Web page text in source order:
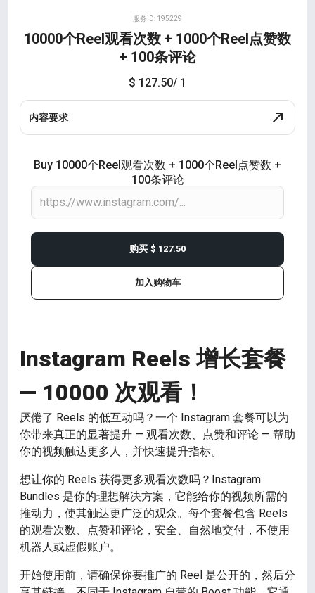
服务ID: 195229
10000个Reel观看次数 + 1000个Reel点赞数
+ 100条评论
$ 127.50/ 1
内容要求
Buy 10000个Reel观看次数 + 1000个Reel点赞数 +
100条评论
加入购物车
购买 $ 127.50
Instagram Reels 增长套餐
— 10000 次观看！
厌倦了 Reels 的低互动吗？一个 Instagram 套餐可以为
你带来真正的显著提升 — 观看次数、点赞和评论 — 帮助
你的视频触达更多人，并快速提升指标。
想让你的 Reels 获得更多观看次数吗？Instagram
Bundles 是你的理想解决方案，它能给你的视频所需的
推动力，使其触达更广泛的观众。每个套餐包含 Reels
的观看次数、点赞和评论，安全、自然地交付，不使用
机器人或虚假账户。
开始使用前，请确保你要推广的 Reel 是公开的，然后分